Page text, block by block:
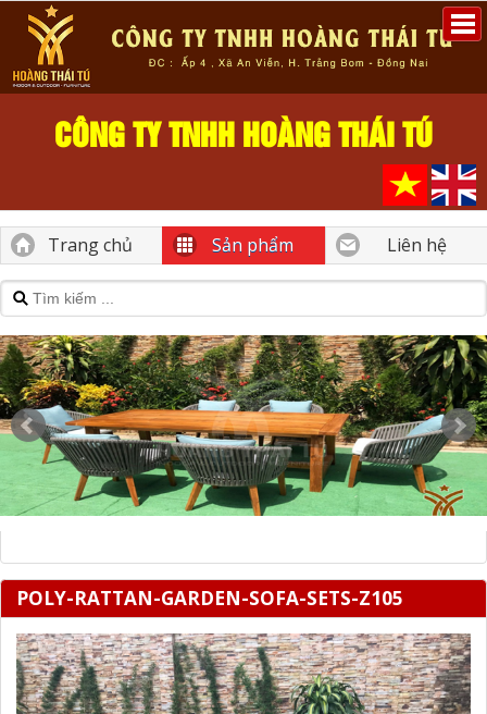
CÔNG TY TNHH HOÀNG THÁI TÚ
Trang chủ Sản phẩm Liên hệ
POLY-RATTAN-GARDEN-SOFA-SETS-Z105